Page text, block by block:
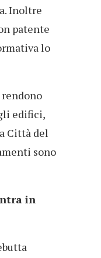
Inoltre
patente
lo
edifici,
Città del
sono
in